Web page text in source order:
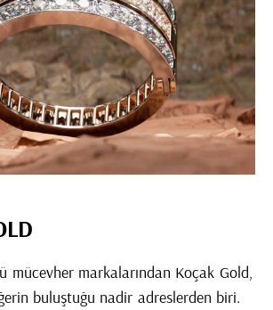
mücevher markalarından Koçak Gold,
buluştuğu nadir adreslerden biri.
Lezzet Eğlence
Etkinlik